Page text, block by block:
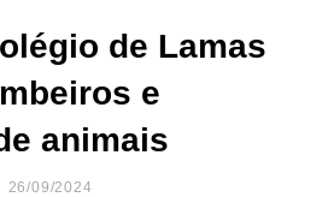
de Lamas
e
animais
26/09/2024